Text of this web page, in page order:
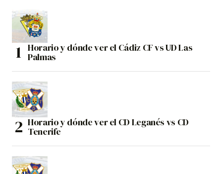
Horario y dónde ver el Cádiz CF vs UD Las
Palmas
Horario y dónde ver el CD Leganés vs CD
Tenerife